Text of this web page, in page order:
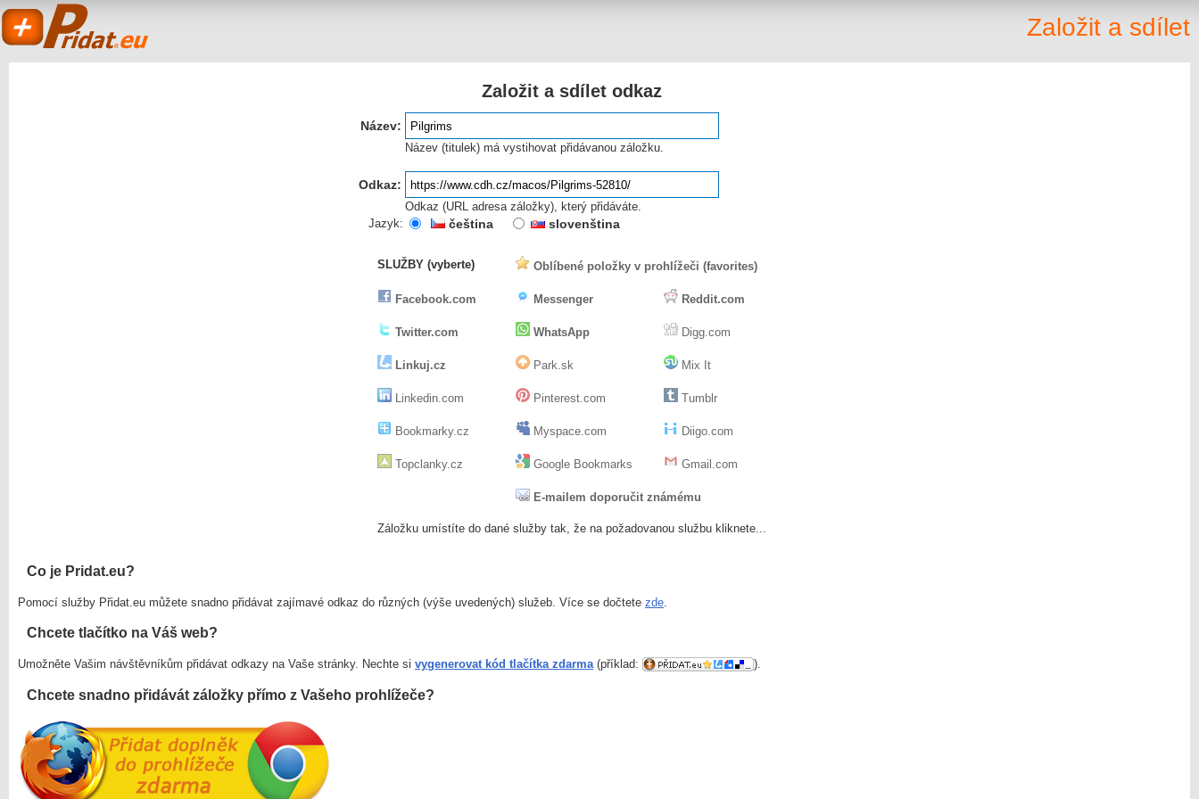
Založit a sdílet
Založit a sdílet odkaz
Název:
Název (titulek) má vystihovat přidávanou záložku.
Odkaz:
Odkaz (URL adresa záložky), který přidáváte.
Jazyk:
čeština slovenština
SLUŽBY (vyberte) Oblíbené položky v prohlížeči (favorites)
Facebook.com Messenger Reddit.com
Twitter.com WhatsApp Digg.com
Linkuj.cz Park.sk Mix It
Linkedin.com Pinterest.com Tumblr
Bookmarky.cz Myspace.com Diigo.com
Topclanky.cz Google Bookmarks Gmail.com
E-mailem doporučit známému
Záložku umístíte do dané služby tak, že na požadovanou službu kliknete...
Co je Pridat.eu?
Pomocí služby Přidat.eu můžete snadno přidávat zajímavé odkaz do různých (výše uvedených) služeb. Více se dočtete zde.
Chcete tlačítko na Váš web?
Umožněte Vašim návštěvníkům přidávat odkazy na Vaše stránky. Nechte si vygenerovat kód tlačítka zdarma(příklad: ).
Chcete snadno přidávát záložky přímo z Vašeho prohlížeče?